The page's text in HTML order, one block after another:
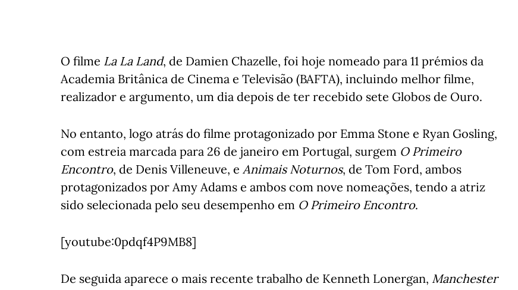
O filme La La Land, de Damien Chazelle, foi hoje nomeado para 11 prémios da
Academia Britânica de Cinema e Televisão (BAFTA), incluindo melhor filme,
realizador e argumento, um dia depois de ter recebido sete Globos de Ouro.
No entanto, logo atrás do filme protagonizado por Emma Stone e Ryan Gosling,
com estreia marcada para 26 de janeiro em Portugal, surgem O Primeiro
Encontro, de Denis Villeneuve, e Animais Noturnos, de Tom Ford, ambos
protagonizados por Amy Adams e ambos com nove nomeações, tendo a atriz
sido selecionada pelo seu desempenho em O Primeiro Encontro.
[youtube:0pdqf4P9MB8]
De seguida aparece o mais recente trabalho de Kenneth Lonergan, Manchester